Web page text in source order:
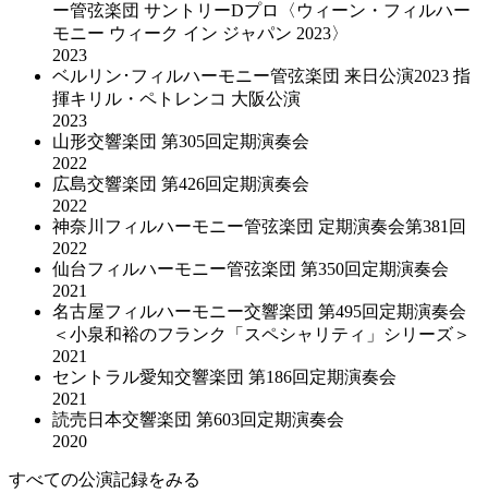
ー管弦楽団 サントリーDプロ〈ウィーン・フィルハー
モニー ウィーク イン ジャパン 2023〉
2023
ベルリン･フィルハーモニー管弦楽団 来日公演2023 指
揮キリル・ペトレンコ 大阪公演
2023
山形交響楽団 第305回定期演奏会
2022
広島交響楽団 第426回定期演奏会
2022
神奈川フィルハーモニー管弦楽団 定期演奏会第381回
2022
仙台フィルハーモニー管弦楽団 第350回定期演奏会
2021
名古屋フィルハーモニー交響楽団 第495回定期演奏会
＜小泉和裕のフランク「スペシャリティ」シリーズ＞
2021
セントラル愛知交響楽団 第186回定期演奏会
2021
読売日本交響楽団 第603回定期演奏会
2020
すべての公演記録をみる